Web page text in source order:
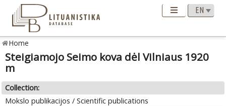
Home
Steigiamojo Seimo kova dėl Vilniaus 1920
m
Collection:
Mokslo publikacijos / Scientific publications